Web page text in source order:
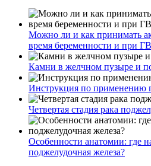
Можно ли и как принимать
время беременности и при
Камни в желчном пузыре и
Инструкция по применению
Четвертая стадия рака
Особенности анатомии: где
поджелудочная железа?